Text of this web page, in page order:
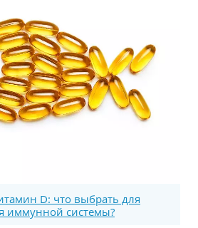
D: что выбрать для
иммунной системы?